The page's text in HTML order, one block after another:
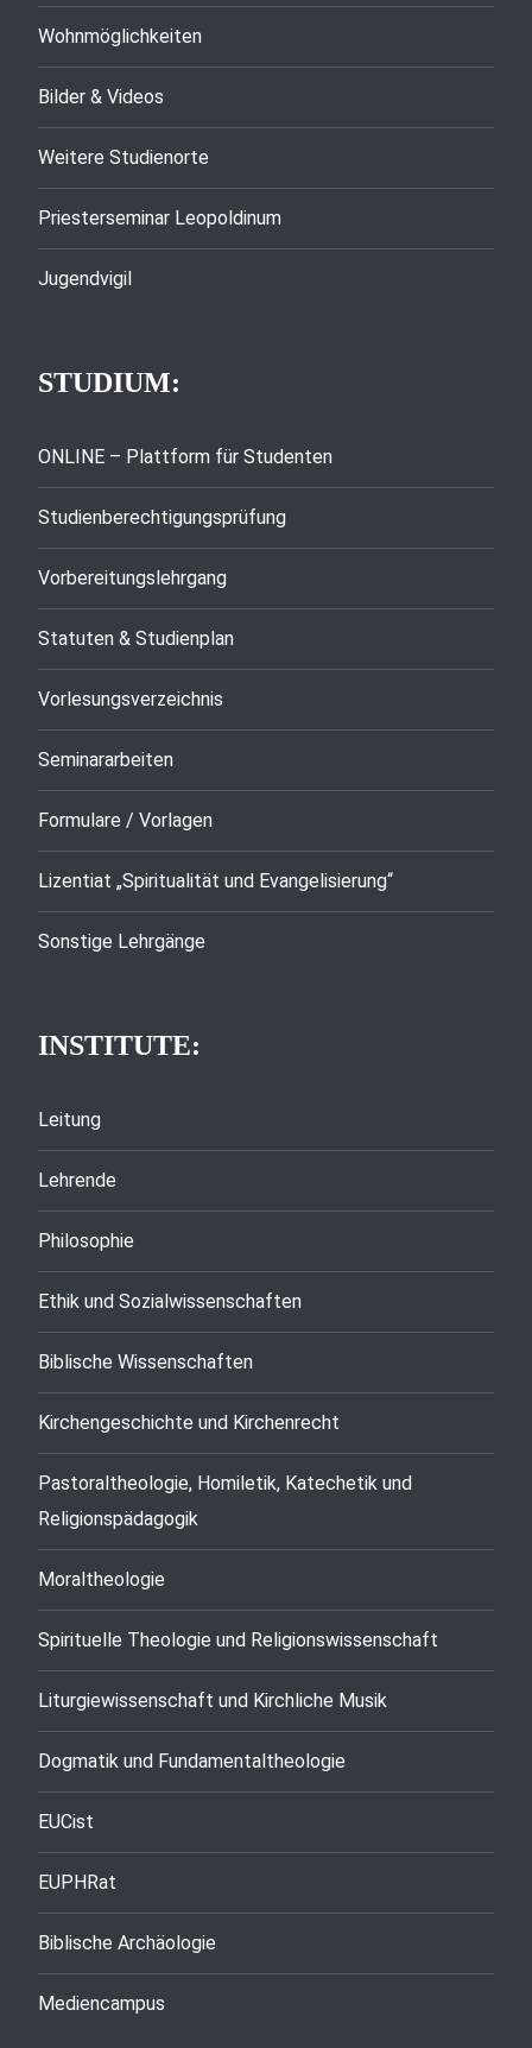
Wohnmöglichkeiten
Bilder & Videos
Weitere Studienorte
Priesterseminar Leopoldinum
Jugendvigil
STUDIUM:
ONLINE – Plattform für Studenten
Studienberechtigungsprüfung
Vorbereitungslehrgang
Statuten & Studienplan
Vorlesungsverzeichnis
Seminararbeiten
Formulare / Vorlagen
Lizentiat „Spiritualität und Evangelisierung“
Sonstige Lehrgänge
INSTITUTE:
Leitung
Lehrende
Philosophie
Ethik und Sozialwissenschaften
Biblische Wissenschaften
Kirchengeschichte und Kirchenrecht
Pastoraltheologie, Homiletik, Katechetik und
Religionspädagogik
Moraltheologie
Spirituelle Theologie und Religionswissenschaft
Liturgiewissenschaft und Kirchliche Musik
Dogmatik und Fundamentaltheologie
EUCist
EUPHRat
Biblische Archäologie
Mediencampus